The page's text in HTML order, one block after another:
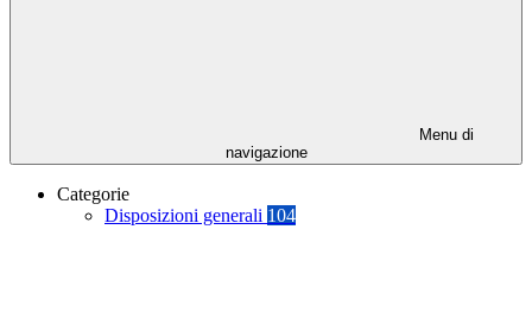
Menu di
navigazione
Categorie
Disposizioni generali 104